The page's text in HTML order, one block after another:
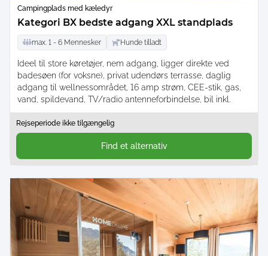
Campingplads med kæledyr
Kategori BX bedste adgang XXL standplads
max. 1 - 6 Mennesker Hunde tilladt
Ideel til store køretøjer, nem adgang, ligger direkte ved
badesøen (for voksne), privat udendørs terrasse, daglig
adgang til wellnessområdet, 16 amp strøm, CEE-stik, gas,
vand, spildevand, TV/radio antenneforbindelse, bil inkl.
Rejseperiode ikke tilgængelig
Find et alternativ